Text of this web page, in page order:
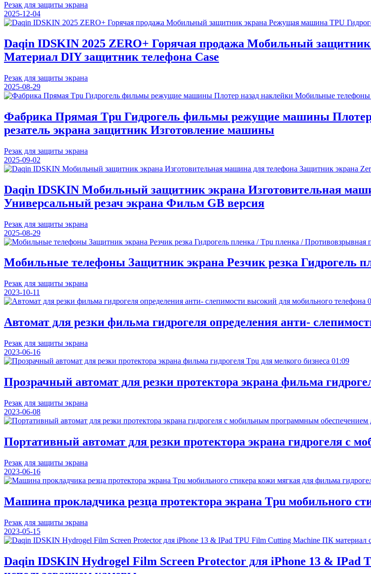
Резак для защиты экрана
2025-12-04
Daqin IDSKIN 2025 ZERO+ Горячая продажа Мобильный
Материал DIY защитник телефона Case
Резак для защиты экрана
2025-08-29
Фабрика Прямая Tpu Гидрогель фильмы режущие машины
резатель экрана защитник Изготовление машины
Резак для защиты экрана
2025-09-02
Daqin IDSKIN Мобильный защитник экрана Изготовительная
Универсальный резач экрана Фильм GB версия
Резак для защиты экрана
2025-08-29
Мобильные телефоны Защитник экрана Резчик резка Гидрогель
Резак для защиты экрана
2023-10-11
Автомат для резки фильма гидрогеля определения анти-
Резак для защиты экрана
2023-06-16
01:09
Прозрачный автомат для резки протектора экрана фильма
Резак для защиты экрана
2023-06-08
Портативный автомат для резки протектора экрана гидрогеля с
Резак для защиты экрана
2023-06-16
Машина прокладчика резца протектора экрана Tpu мобильного
Резак для защиты экрана
2023-05-15
Daqin IDSKIN Hydrogel Film Screen Protector для iPhone 13 & IPad